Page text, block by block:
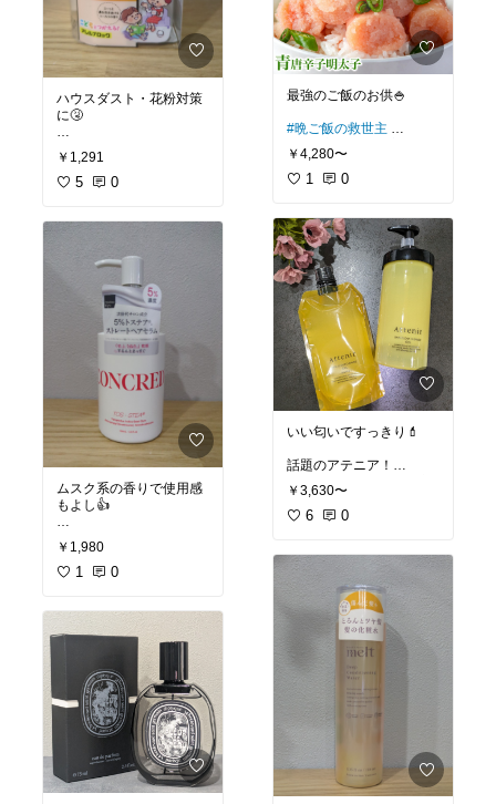
ハウスダスト・花粉対策
に🤧
#花粉対策
#アレルギー対策
￥1,291
5 0
ムスク系の香りで使用感
もよし👍️
#ヘアケア
#ヘアセラム
￥1,980
1 0
最強のご飯のお供🍚
#晩ご飯の救世主
#我が家のお取り寄せ
#おうちごはん
#ご飯のお供
￥4,280〜
1 0
いい匂いですっきり💄
話題のアテニア！
しいとのことなので、早
速購入。
ぱる感じもなくて良かっ
次回からは詰替えだけ購
入すればOK👌
次はリフレシングシトラ
スアロマの香りにしてみ
ようかな〜
#オリジナル写真
#コスメ
#メイク落とし
#メイク
￥3,630〜
6 0